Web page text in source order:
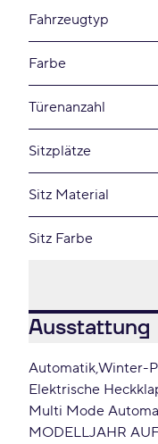
Fahrzeugtyp
Farbe
Türenanzahl
Sitzplätze
Sitz Material
Sitz Farbe
Ausstattung
AutomatikWinter-
Elektrische
Multi Mode
MODELLJAHR